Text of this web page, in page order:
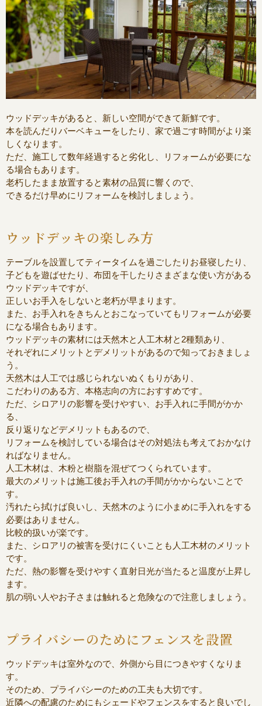
ウッドデッキがあると、新しい空間ができて新鮮です。
本を読んだりバーベキューをしたり、家で過ごす時間がより楽
しくなります。
ただ、施工して数年経過すると劣化し、リフォームが必要にな
る場合もあります。
老朽したまま放置すると素材の品質に響くので、
できるだけ早めにリフォームを検討しましょう。
ウッドデッキの楽しみ方
テーブルを設置してティータイムを過ごしたりお昼寝したり、
子どもを遊ばせたり、布団を干したりさまざまな使い方がある
ウッドデッキですが、
正しいお手入をしないと老朽が早まります。
また、お手入れをきちんとおこなっていてもリフォームが必要
になる場合もあります。
ウッドデッキの素材には天然木と人工木材と2種類あり、
それぞれにメリットとデメリットがあるので知っておきましょ
う。
天然木は人工では感じられないぬくもりがあり、
こだわりのある方、本格志向の方におすすめです。
ただ、シロアリの影響を受けやすい、お手入れに手間がかか
る、
反り返りなどデメリットもあるので、
リフォームを検討している場合はその対処法も考えておかなけ
ればなりません。
人工木材は、木粉と樹脂を混ぜてつくられています。
最大のメリットは施工後お手入れの手間がかからないことで
す。
汚れたら拭けば良いし、天然木のように小まめに手入れをする
必要はありません。
比較的扱いが楽です。
また、シロアリの被害を受けにくいことも人工木材のメリット
です。
ただ、熱の影響を受けやすく直射日光が当たると温度が上昇し
ます。
肌の弱い人やお子さまは触れると危険なので注意しましょう。
プライバシーのためにフェンスを設置
ウッドデッキは室外なので、外側から目につきやすくなりま
す。
そのため、プライバシーのための工夫も大切です。
近隣への配慮のためにもシェードやフェンスをすると良いでし